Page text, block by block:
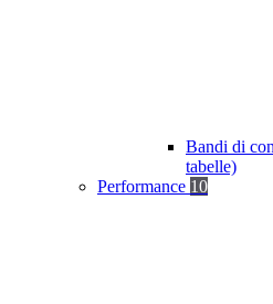
Bandi di
tabelle)
Performance 10